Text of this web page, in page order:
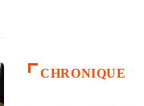
CHRONIQUE